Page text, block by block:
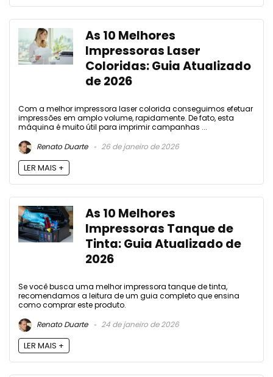
As 10 Melhores
Impressoras Laser
Coloridas: Guia Atualizado
de 2026
Com a melhor impressora laser colorida conseguimos efetuar
impressões em amplo volume, rapidamente. De fato, esta
máquina é muito útil para imprimir campanhas ...
Renato Duarte
26 de janeiro de 2026
LER MAIS +
As 10 Melhores
Impressoras Tanque de
Tinta: Guia Atualizado de
2026
Se você busca uma melhor impressora tanque de tinta,
recomendamos a leitura de um guia completo que ensina
como comprar este produto.
Renato Duarte
24 de janeiro de 2026
LER MAIS +